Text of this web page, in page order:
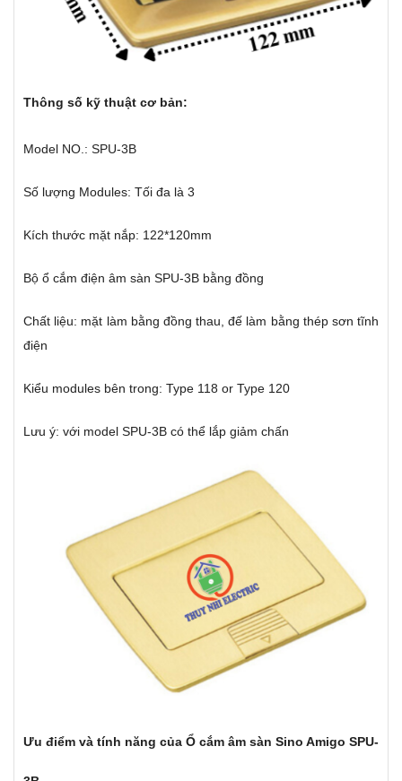
Thông số kỹ thuật cơ bản:
Model NO.: SPU-3B
Số lượng Modules: Tối đa là 3
Kích thước mặt nắp: 122*120mm
Bộ ổ cắm điện âm sàn SPU-3B bằng đồng
Chất liệu: mặt làm bằng đồng thau, đế làm bằng thép sơn tĩnh
điện
Kiểu modules bên trong: Type 118 or Type 120
Lưu ý: với model SPU-3B có thể lắp giảm chấn
Ưu điểm và tính năng của Ổ cắm âm sàn Sino Amigo SPU-